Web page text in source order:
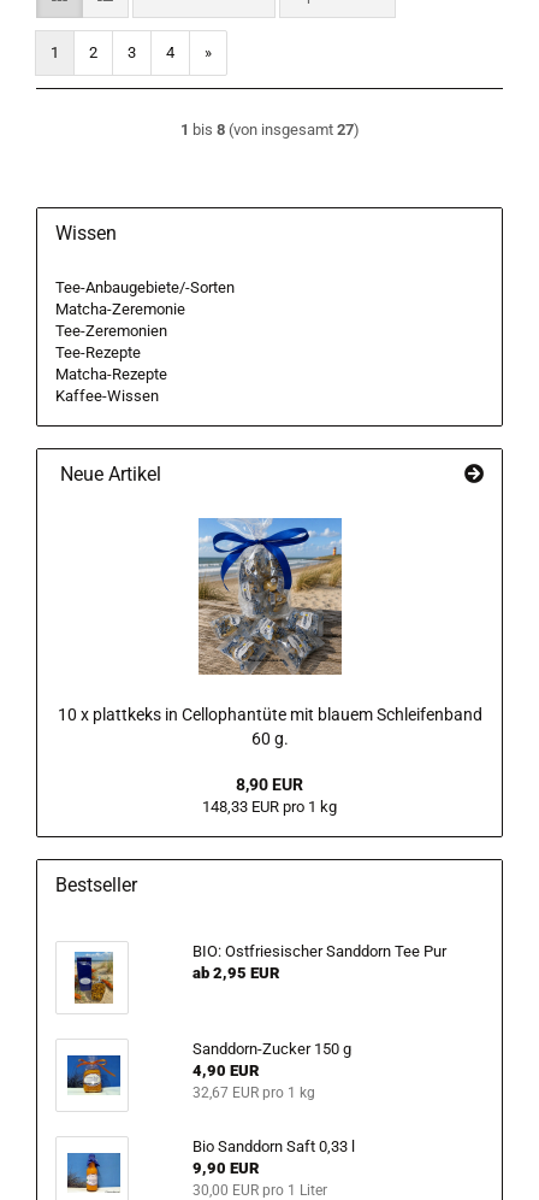
1 2 3 4 »
1 bis 8(von insgesamt 27)
Wissen
Tee-Anbaugebiete/-Sorten
Matcha-Zeremonie
Tee-Zeremonien
Tee-Rezepte
Matcha-Rezepte
Kaffee-Wissen
Neue Artikel
10 x plattkeks in Cellophantüte mit blauem Schleifenband
60 g.
8,90 EUR
148,33 EUR pro 1 kg
Bestseller
BIO: Ostfriesischer Sanddorn Tee Pur
ab 2,95 EUR
Sanddorn-Zucker 150 g
4,90 EUR
32,67 EUR pro 1 kg
Bio Sanddorn Saft 0,33 l
9,90 EUR
30,00 EUR pro 1 Liter